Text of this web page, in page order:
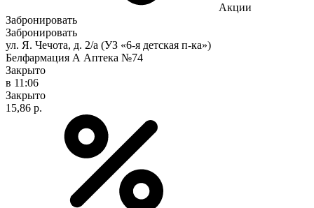
Акции
Забронировать
Забронировать
ул. Я. Чечота, д. 2/а (УЗ «6-я детская п-ка»)
Белфармация А Аптека №74
Закрыто
в 11:06
Закрыто
15,86 р.